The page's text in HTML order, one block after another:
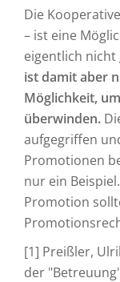
Die
– ist eine
eigentlich nicht
ist damit aber
Möglichkeit,
überwinden.
aufgegriffen
Promotionen
nur ein
Promotion
[1] Preißler,
der